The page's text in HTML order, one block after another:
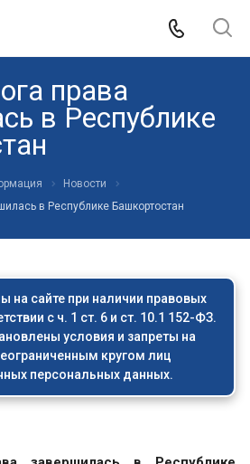
права
в Республике
Новости
в Республике Башкортостан
на сайте при наличии правовых
с ч. 1 ст. 6 и ст. 10.1 152-ФЗ.
условия и запреты на
кругом лиц
персональных данных.